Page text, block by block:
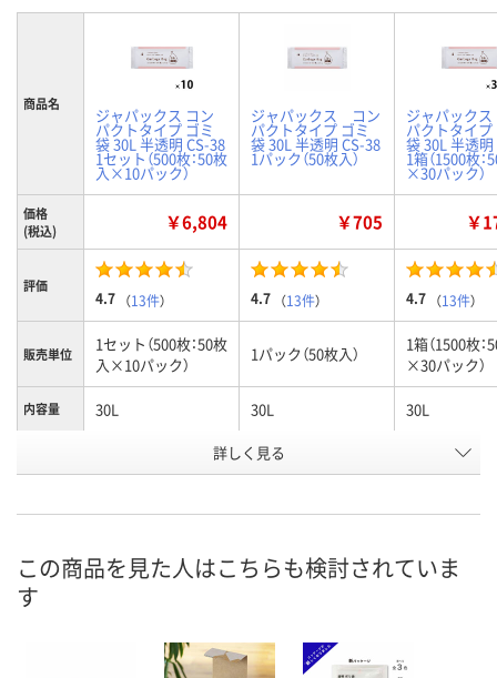
商品名
ジャパックス コン
パクトタイプ ゴミ
袋 30L 半透明 CS-38
1セット（500枚：50枚
入×10パック）
ジャパックス コン
パクトタイプ ゴミ
袋 30L 半透明 CS-38
1パック（50枚入）
ジャパック
パクトタイプ
袋 30L 半透明
1箱（1500枚：
×30パック）
価格
(税込)
￥6,804 ￥705 ￥
評価
4.7 （13件） 4.7 （13件） 4.7 （13件）
販売単位
1セット（500枚：50枚
入×10パック）
1パック（50枚入）
1箱（1500枚：
×30パック）
内容量 30L 30L 30L
J288701 J308778
8月9日（日）
カゴへ カゴへ
詳しく見る
この商品を見た人はこちらも検討されていま
す